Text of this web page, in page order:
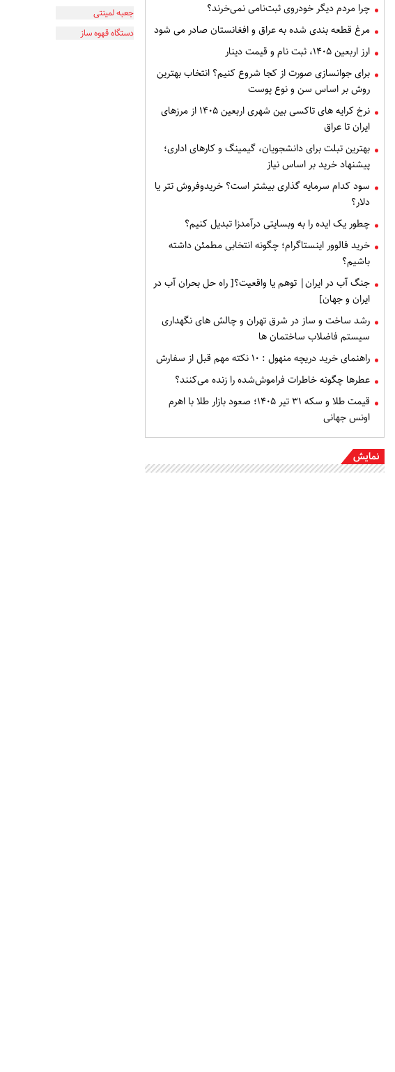
چرا مردم دیگر خودروی ثبت‌نامی نمی‌خرند؟
مرغ قطعه‌ بندی شده به عراق و افغانستان صادر می شود
ارز اربعین ۱۴۰۵، ثبت‌ نام و قیمت دینار
برای جوانسازی صورت از کجا شروع کنیم؟ انتخاب بهترین
روش بر اساس سن و نوع پوست
نرخ کرایه های تاکسی بین شهری اربعین ۱۴۰۵ از مرزهای
ایران تا عراق
بهترین تبلت برای دانشجویان، گیمینگ و کارهای اداری؛
پیشنهاد خرید بر اساس نیاز
سود کدام سرمایه گذاری بیشتر است؟ خریدوفروش تتر یا
دلار؟
چطور یک ایده را به وبسایتی درآمدزا تبدیل کنیم؟
خرید فالوور اینستاگرام؛ چگونه انتخابی مطمئن داشته
باشیم؟
جنگ آب در ایران| توهم یا واقعیت؟[ راه حل بحران آب در
ایران و جهان]
رشد ساخت و ساز در شرق تهران و چالش های نگهداری
سیستم فاضلاب ساختمان ها
راهنمای خرید دریچه منهول : ۱۰ نکته مهم قبل از سفارش
عطرها چگونه خاطرات فراموش‌شده را زنده می‌کنند؟
قیمت طلا و سکه ۳۱ تیر ۱۴۰۵؛ صعود بازار طلا با اهرم
اونس جهانی
نمایش
جعبه لمینتی
دستگاه قهوه ساز